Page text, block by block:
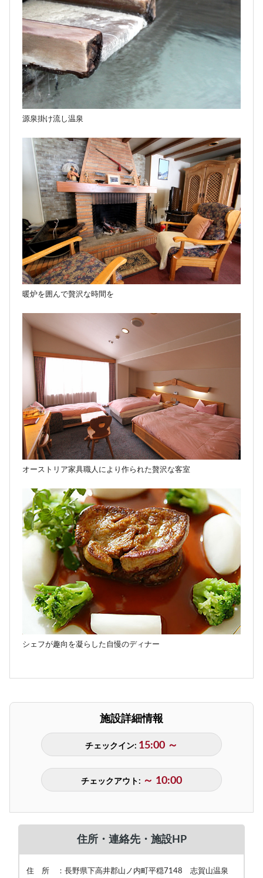
源泉掛け流し温泉
暖炉を囲んで贅沢な時間を
オーストリア家具職人により作られた贅沢な客室
シェフが趣向を凝らした自慢のディナー
施設詳細情報
チェックイン: 15:00 ～
チェックアウト: ～ 10:00
住所・連絡先・施設HP
住 所 ：長野県下高井郡山ノ内町平穏7148 志賀山温泉